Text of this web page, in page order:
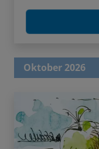
Oktober 2026